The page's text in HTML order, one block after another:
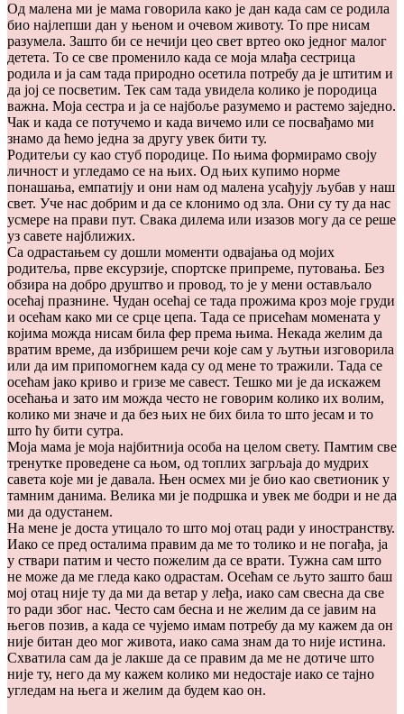
Од малена ми је мама говорила како је дан када сам се родила
био најлепши дан у њеном и очевом животу. То пре нисам
разумела. Зашто би се нечији цео свет вртео око једног малог
детета. То се све променило када се моја млађа сестрица
родила и ја сам тада природно осетила потребу да је штитим и
да јој се посветим. Тек сам тада увидела колико је породица
важна. Моја сестра и ја се најбоље разумемо и растемо заједно.
Чак и када се потучемо и када вичемо или се посвађамо ми
знамо да ћемо једна за другу увек бити ту.
Родитељи су као стуб породице. По њима формирамо своју
личност и угледамо се на њих. Од њих купимо норме
понашања, емпатију и они нам од малена усађују љубав у наш
свет. Уче нас добрим и да се клонимо од зла. Они су ту да нас
усмере на прави пут. Свака дилема или изазов могу да се реше
уз савете најближих.
Са одрастањем су дошли моменти одвајања од мојих
родитеља, прве ексурзије, спортске припреме, путовања. Без
обзира на добро друштво и провод, то је у мени остављало
осећај празнине. Чудан осећај се тада прожима кроз моје груди
и осећам како ми се срце цепа. Тада се присећам момената у
којима можда нисам била фер према њима. Некада желим да
вратим време, да избришем речи које сам у љутњи изговорила
или да им припомогнем када су од мене то тражили. Тада се
осећам јако криво и гризе ме савест. Тешко ми је да искажем
осећања и зато им можда често не говорим колико их волим,
колико ми значе и да без њих не бих била то што јесам и то
што ћу бити сутра.
Моја мама је моја најбитнија особа на целом свету. Памтим све
тренутке проведене са њом, од топлих загрљаја до мудрих
савета које ми је давала. Њен осмех ми је био као светионик у
тамним данима. Велика ми је подршка и увек ме бодри и не да
ми да одустанем.
На мене је доста утицало то што мој отац ради у иностранству.
Иако се пред осталима правим да ме то толико и не погађа, ја
у ствари патим и често пожелим да се врати. Тужна сам што
не може да ме гледа како одрастам. Осећам се љуто зашто баш
мој отац није ту да ми да ветар у леђа, иако сам свесна да све
то ради због нас. Често сам бесна и не желим да се јавим на
његов позив, а када се чујемо имам потребу да му кажем да он
није битан део мог живота, иако сама знам да то није истина.
Схватила сам да је лакше да се правим да ме не дотиче што
није ту, него да му кажем колико ми недостаје иако се тајно
угледам на њега и желим да будем као он.